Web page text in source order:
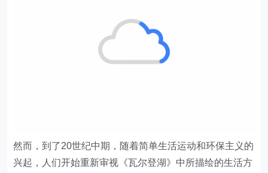
然而，到了20世纪中期，随着简单生活运动和环保主义的
兴起，人们开始重新审视《瓦尔登湖》中所描绘的生活方